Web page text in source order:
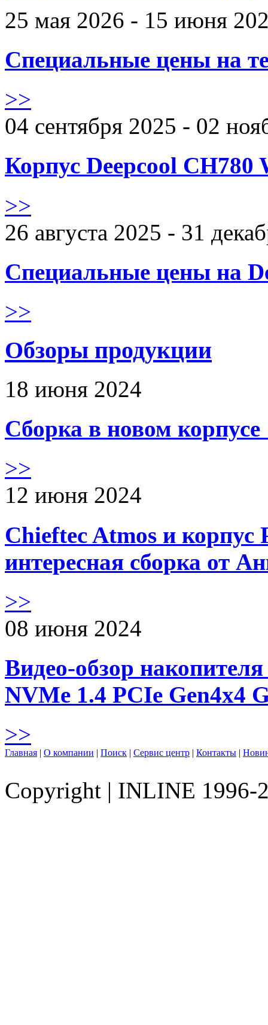
25 мая 2026 - 15 июня
Специальные цены на
>>
04 сентября 2025 - 02
Корпус Deepcool CH780
>>
26 августа 2025 - 31
Специальные цены на
>>
Обзоры продукции
18 июня 2024
Сборка в новом
>>
12 июня 2024
Chieftec Atmos и корпус
интересная сборка от
>>
08 июня 2024
Видео-обзор
NVMe 1.4 PCIe Gen4х4
>>
Главная | О компании | Поиск | Сервис центр | Контакты |
Copyright | INLINE 1996-